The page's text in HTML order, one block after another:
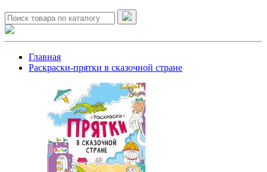
Главная
Раскраски-прятки в сказочной стране